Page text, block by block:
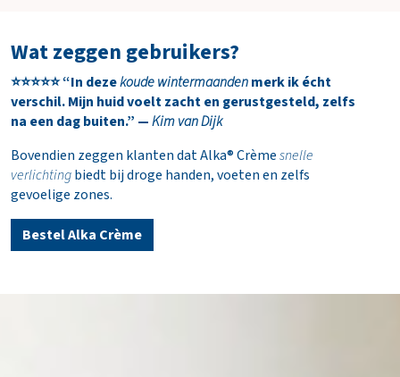
Wat zeggen gebruikers?
⭐⭐⭐⭐⭐ “In dezekoude wintermaandenmerk ik écht
verschil. Mijn huid voelt zacht en gerustgesteld, zelfs
na een dag buiten.” —Kim van Dijk
Bovendien zeggen klanten dat Alka® Crèmesnelle
verlichtingbiedt bij droge handen, voeten en zelfs
gevoelige zones.
Bestel Alka Crème